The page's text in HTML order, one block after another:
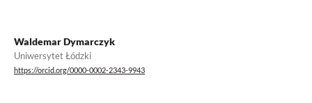
Waldemar Dymarczyk
Uniwersytet Łódzki
https://orcid.org/0000-0002-2343-9943